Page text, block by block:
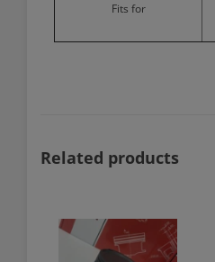
Fits for
Related products